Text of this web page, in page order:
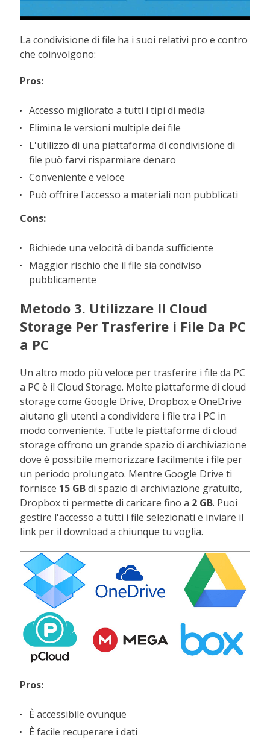
La condivisione di file ha i suoi relativi pro e contro
che coinvolgono:
Pros:
Accesso migliorato a tutti i tipi di media
Elimina le versioni multiple dei file
L'utilizzo di una piattaforma di condivisione di
file può farvi risparmiare denaro
Conveniente e veloce
Può offrire l'accesso a materiali non pubblicati
Cons:
Richiede una velocità di banda sufficiente
Maggior rischio che il file sia condiviso
pubblicamente
Metodo 3. Utilizzare Il Cloud
Storage Per Trasferire i File Da PC
a PC
Un altro modo più veloce per trasferire i file da PC
a PC è il Cloud Storage. Molte piattaforme di cloud
storage come Google Drive, Dropbox e OneDrive
aiutano gli utenti a condividere i file tra i PC in
modo conveniente. Tutte le piattaforme di cloud
storage offrono un grande spazio di archiviazione
dove è possibile memorizzare facilmente i file per
un periodo prolungato. Mentre Google Drive ti
fornisce 15 GBdi spazio di archiviazione gratuito,
Dropbox ti permette di caricare fino a 2 GB. Puoi
gestire l'accesso a tutti i file selezionati e inviare il
link per il download a chiunque tu voglia.
Pros:
È accessibile ovunque
È facile recuperare i dati